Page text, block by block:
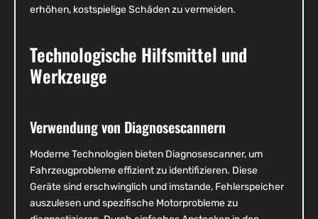
erhöhen, kostspielige Schäden zu vermeiden.
Technologische Hilfsmittel und
Werkzeuge
Verwendung von Diagnosescannern
Moderne Technologien bieten Diagnosescanner, um
Fahrzeugprobleme effizient zu identifizieren. Diese
Geräte sind erschwinglich und imstande, Fehlerspeicher
auszulesen und spezifische Motorprobleme zu